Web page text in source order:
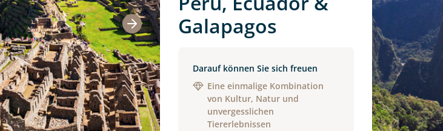
Galapagos
Darauf können Sie sich freuen
Eine einmalige Kombination
von Kultur, Natur und
unvergesslichen
Tiererlebnissen